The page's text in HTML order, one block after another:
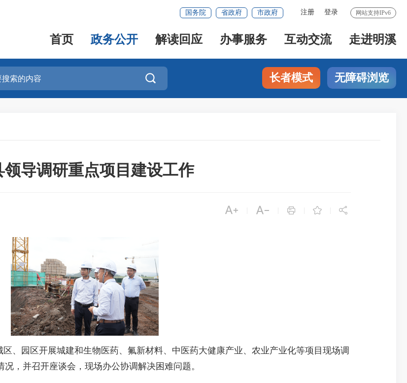
网站支持IPv6
注册 登录
国务院 省政府 市政府
首页 政务公开 解读回应 办事服务 互动交流 走进明溪
 长者模式 无障碍浏览
领导调研重点项目建设工作
    
园区开展城建和生物医药、氟新材料、中医药大健康产业、农业产业化等项目现场调
，并召开座谈会，现场办公协调解决困难问题。